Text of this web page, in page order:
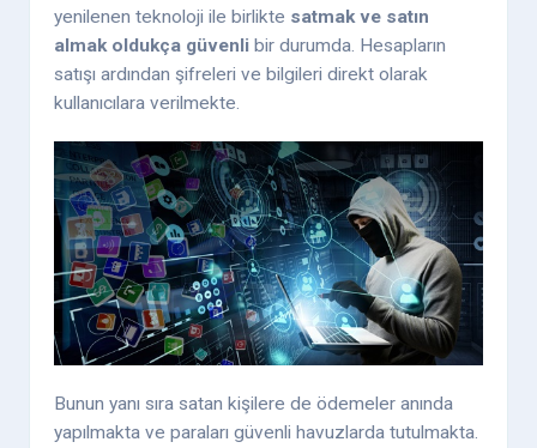
yenilenen teknoloji ile birlikte satmak ve satın
almak oldukça güvenli bir durumda. Hesapların
satışı ardından şifreleri ve bilgileri direkt olarak
kullanıcılara verilmekte.
Bunun yanı sıra satan kişilere de ödemeler anında
yapılmakta ve paraları güvenli havuzlarda tutulmakta.